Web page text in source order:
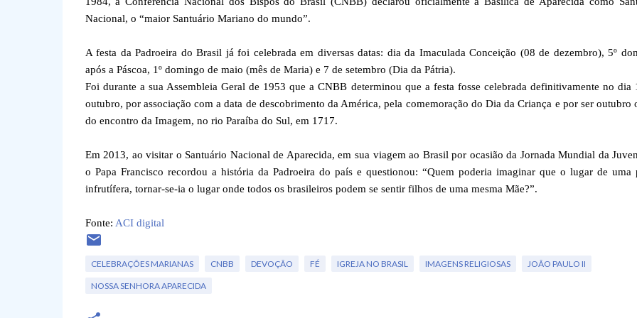
Nacional, o “maior Santuário Mariano do mundo”.
A festa da Padroeira do Brasil já foi celebrada em diversas datas: dia da Imaculada Conceição (08 de dezembro), 5º
após a Páscoa, 1º domingo de maio (mês de Maria) e 7 de setembro (Dia da Pátria).
Foi durante a sua Assembleia Geral de 1953 que a CNBB determinou que a festa fosse celebrada definitivamente no dia
outubro, por associação com a data de descobrimento da América, pela comemoração do Dia da Criança e por ser outubro
do encontro da Imagem, no rio Paraíba do Sul, em 1717.
Em 2013, ao visitar o Santuário Nacional de Aparecida, em sua viagem ao Brasil por ocasião da Jornada Mundial da
o Papa Francisco recordou a história da Padroeira do país e questionou: “Quem poderia imaginar que o lugar de uma
infrutífera, tornar-se-ia o lugar onde todos os brasileiros podem se sentir filhos de uma mesma Mãe?”.
Fonte: ACI digital
CELEBRAÇÕES MARIANAS CNBB DEVOÇÃO FÉ IGREJA NO BRASIL IMAGENS RELIGIOSAS JOÃO PAULO II
NOSSA SENHORA APARECIDA